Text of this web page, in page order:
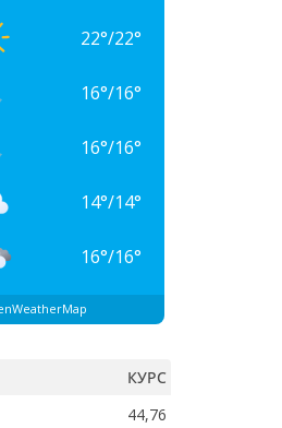
22°/22°
16°/16°
16°/16°
14°/14°
16°/16°
КУРС
44,76